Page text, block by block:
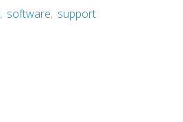
, software, support